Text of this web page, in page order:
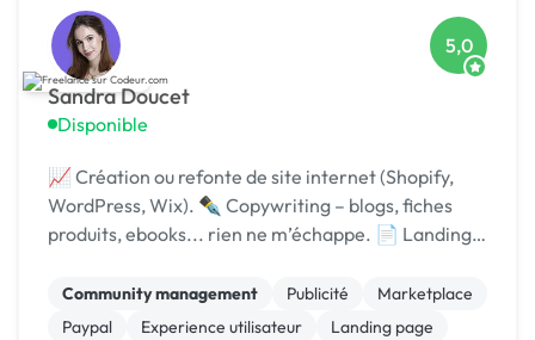
Sandra Doucet
Disponible
5,0
📈 Création ou refonte de site internet (Shopify,
WordPress, Wix). ✒️ Copywriting – blogs, fiches
produits, ebooks... rien ne m’échappe. 📄 Landing
Community management Publicité
Marketplace
Paypal
Experience utilisateur
Landing page